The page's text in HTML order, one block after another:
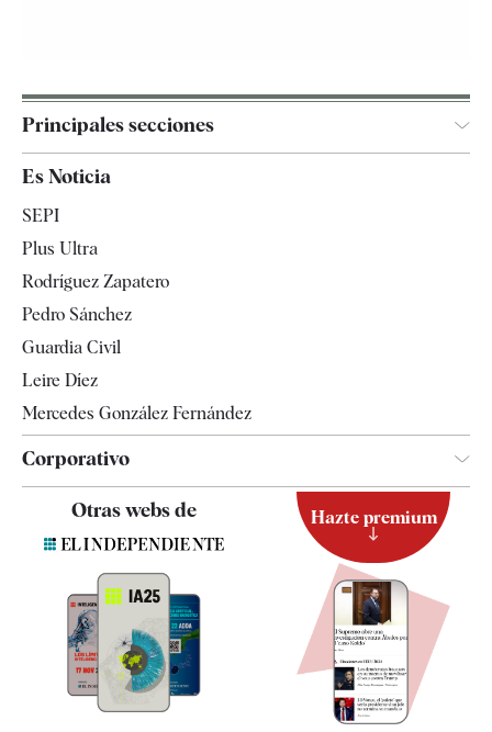
Principales secciones
España
Televisión
Es Noticia
SEPI
Plus Ultra
Rodríguez Zapatero
Pedro Sánchez
Guardia Civil
Leire Díez
Mercedes González Fernández
Corporativo
Contacto
Quiénes somos
Especificaciones
Otras webs de Hazte premium